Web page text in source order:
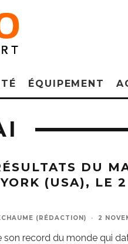
ÉQUIPEMENT
DU
(USA), LE
(RÉDACTION) · 2
son record du monde qui